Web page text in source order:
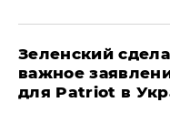
Зеленский
важное
для Patriot в